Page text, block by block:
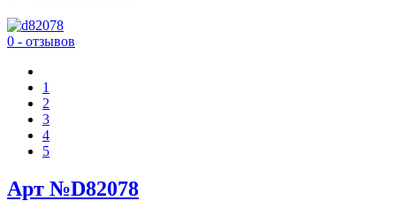
0 - отзывов
1
2
3
4
5
Арт №D82078